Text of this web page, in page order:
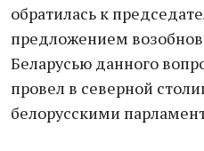
обратилась к
предложением
Беларусью данного
провел в северной
белорусскими